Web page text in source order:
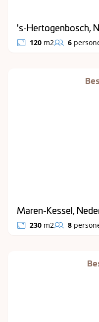
's-Hertogenbosch,
120 m2 6
Maren-Kessel,
230 m2 8